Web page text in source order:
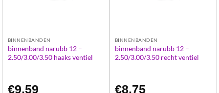
BINNENBANDEN
binnenband narubb 12 –
2.50/3.00/3.50 haaks ventiel
€9.59
BINNENBANDEN
binnenband narubb 12 –
2.50/3.00/3.50 recht ventiel
€8.75